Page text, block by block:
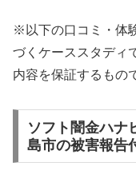
※以下の口コミ・体
づくケーススタディ
内容を保証するもの
ソフト闇金ハナ
島市の被害報告